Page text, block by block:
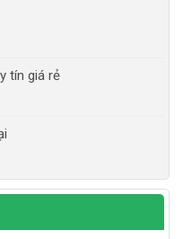
tín giá rẻ
quan sau khi quan sát,
của máy như sau:
tiết để máy khuấy hoạt
Ở mỗi động cơ, các kỹ
có thể xuất hiện những
khuấy. Công suất càng
và ngược lại.